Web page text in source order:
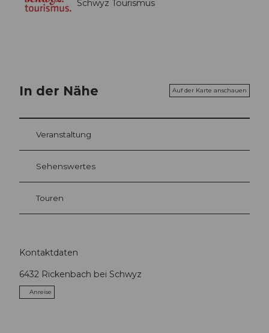
Schwyz Tourismus
In der Nähe Auf der Karte anschauen
Veranstaltung
Sehenswertes
Touren
Kontaktdaten
6432 Rickenbach bei Schwyz
Anreise